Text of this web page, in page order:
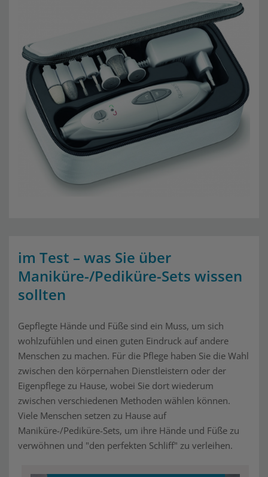
im Test – was Sie über
Maniküre-/Pediküre-Sets wissen
sollten
Gepflegte Hände und Füße sind ein Muss, um sich
wohlzufühlen und einen guten Eindruck auf andere
Menschen zu machen. Für die Pflege haben Sie die Wahl
zwischen den körpernahen Dienstleistern oder der
Eigenpflege zu Hause, wobei Sie dort wiederum
zwischen verschiedenen Methoden wählen können.
Viele Menschen setzen zu Hause auf
Maniküre-/Pediküre-Sets, um ihre Hände und Füße zu
verwöhnen und "den perfekten Schliff" zu verleihen.